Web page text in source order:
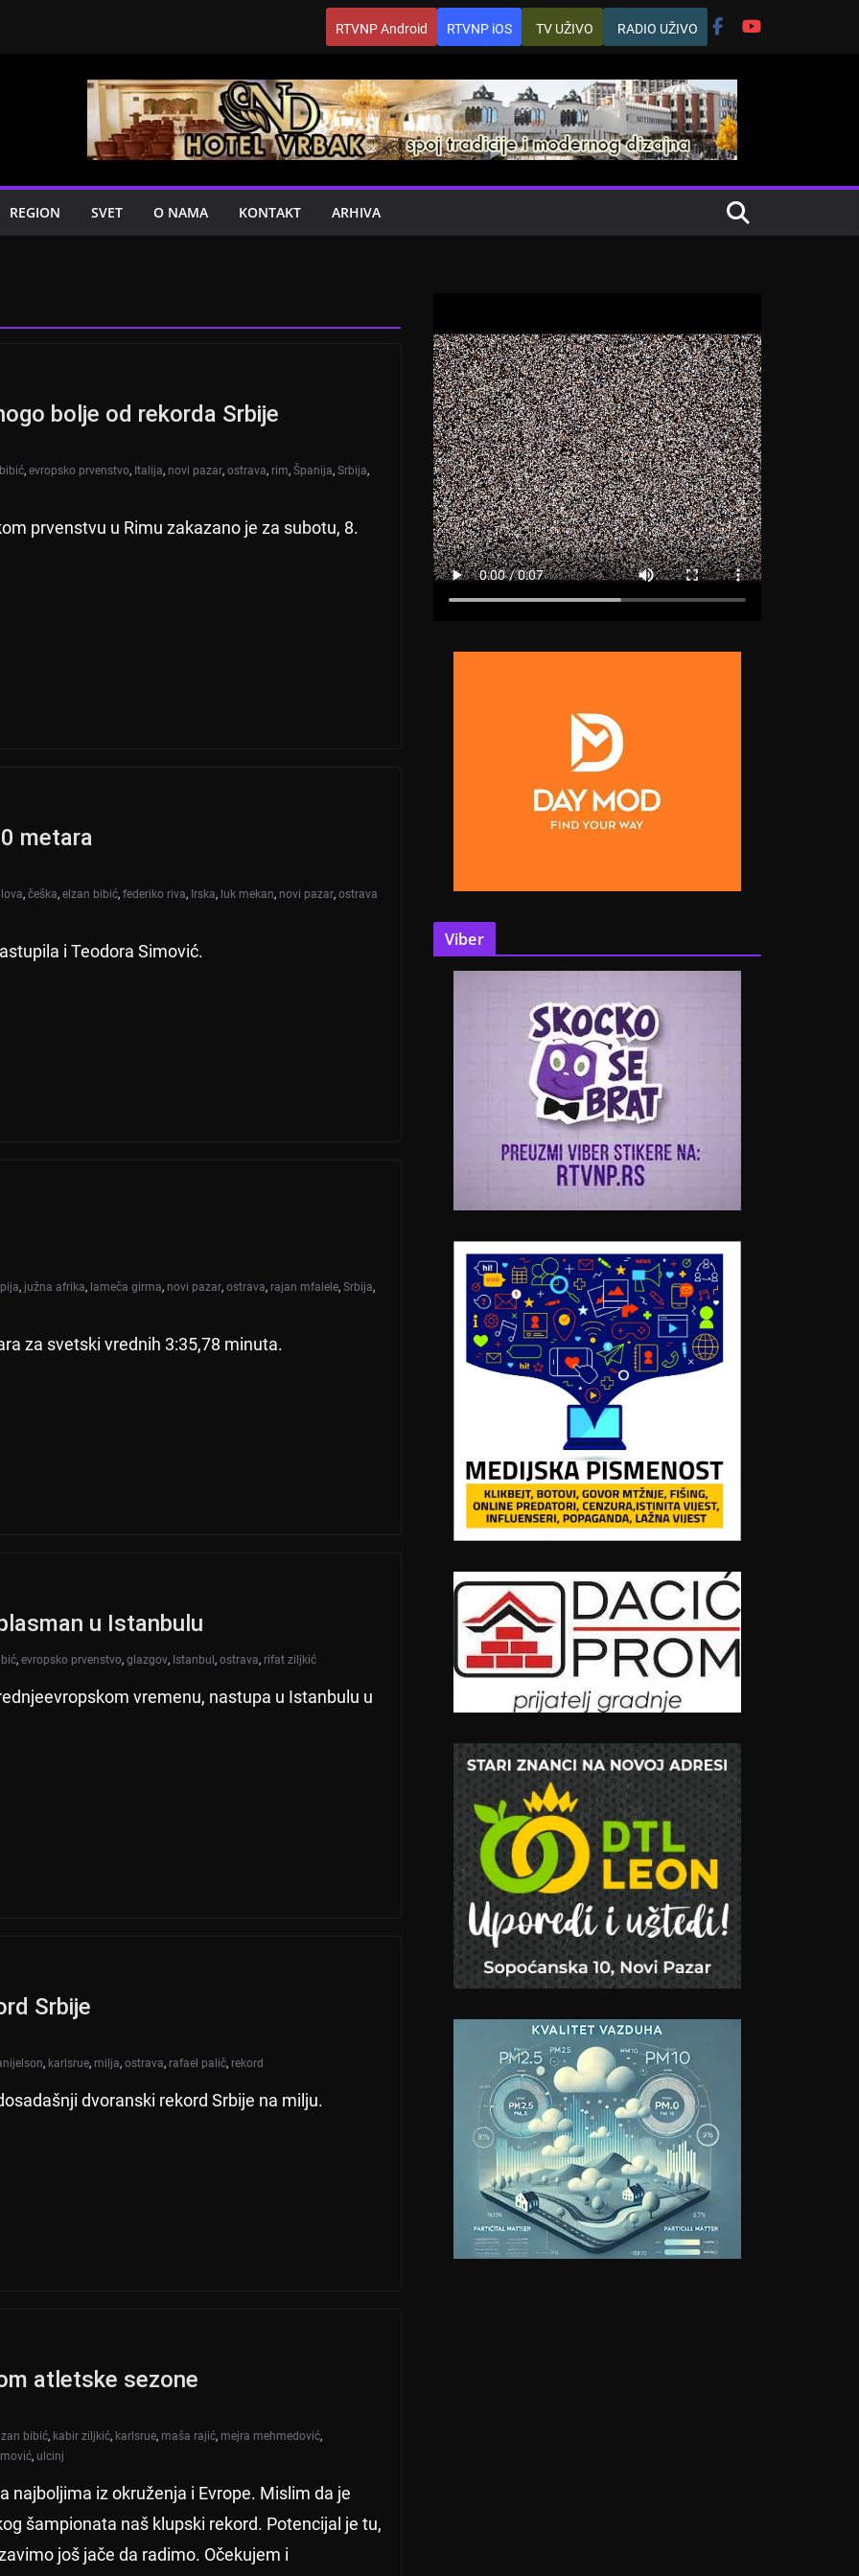
RTVNP Android RTVNP iOS TV UŽIVO RADIO UŽIVO
REGION SVET O NAMA KONTAKT ARHIVA
bolje od rekorda Srbije
, evropsko prvenstvo, Italija, novi pazar, ostrava, rim, Španija, Srbija,
prvenstvu u Rimu zakazano je za subotu, 8.
metara
, češka, elzan bibić, federiko riva, Irska, luk mekan, novi pazar, ostrava
i Teodora Simović.
, južna afrika, lameča girma, novi pazar, ostrava, rajan mfalele, Srbija,
za svetski vrednih 3:35,78 minuta.
u Istanbulu
, evropsko prvenstvo, glazgov, Istanbul , ostrava, rifat ziljkić
vremenu, nastupa u Istanbulu u
Srbije
, karlsrue, milja, ostrava, rafael palič, rekord
dvoranski rekord Srbije na milju.
atletske sezone
bibić, kabir ziljkić, karlsrue, maša rajić, mejra mehmedović,
, ulcinj
najboljima iz okruženja i Evrope. Mislim da je
šampionata naš klupski rekord. Potencijal je tu,
još jače da radimo. Očekujem i
Viber